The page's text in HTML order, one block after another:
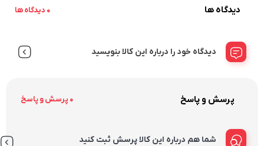
دیدگاه ها 0 دیدگاه ها
دیدگاه خود را درباره این کالا بنویسید
پرسش و پاسخ 0 پرسش و پاسخ
شما هم درباره این کالا پرسش ثبت کنید